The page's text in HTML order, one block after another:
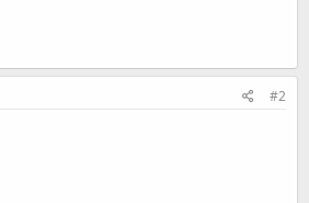
#2